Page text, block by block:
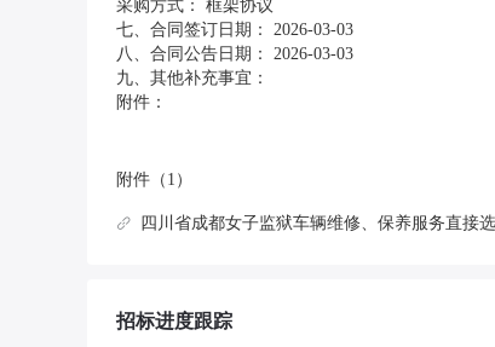
采购方式： 框架协议
七、合同签订日期： 2026-03-03
八、合同公告日期： 2026-03-03
九、其他补充事宜：
附件：
附件（1）
四川省成都女子监狱车辆维修、保养服务直接
招标进度跟踪